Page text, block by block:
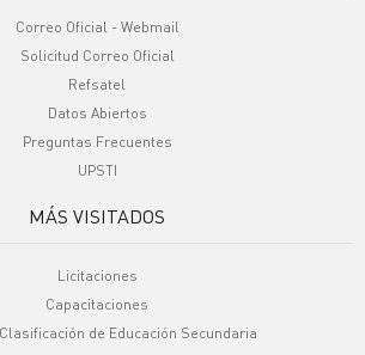
Correo Oficial - Webmail
Solicitud Correo Oficial
Refsatel
Datos Abiertos
Preguntas Frecuentes
UPSTI
MÁS VISITADOS
Licitaciones
Capacitaciones
de Educación Secundaria